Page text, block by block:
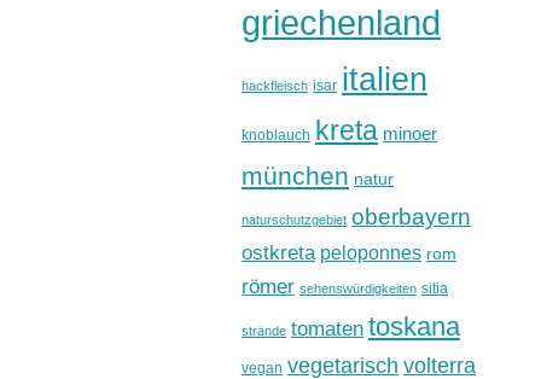
griechenland
hackfleisch isar italien
knoblauch kreta minoer
münchen natur
naturschutzgebiet oberbayern
ostkreta peloponnes rom
römer sehenswürdigkeiten sitia
strände tomaten toskana
vegan vegetarisch volterra